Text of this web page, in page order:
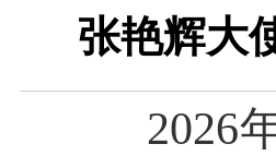
张艳辉大
2026